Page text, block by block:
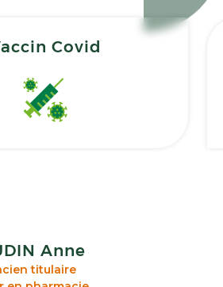
Covid
Anne
titulaire